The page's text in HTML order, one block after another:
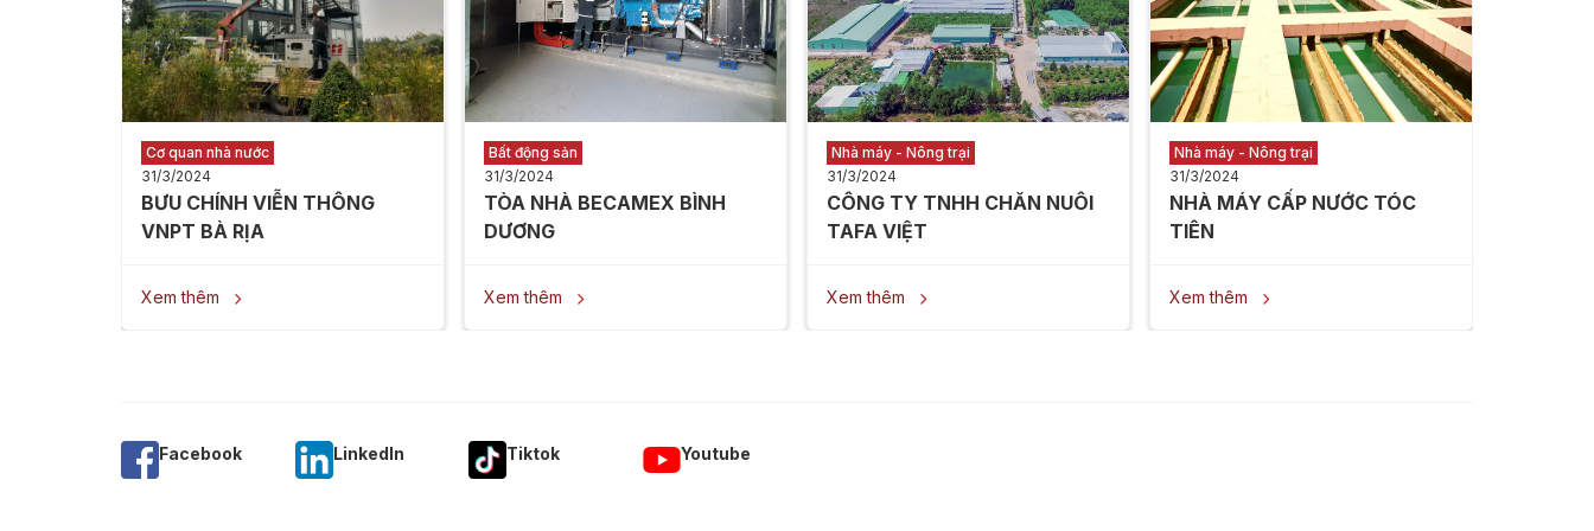
Cơ quan nhà nước
31/3/2024
BƯU CHÍNH VIỄN THÔNG
VNPT BÀ RỊA
Xem thêm 
Bất động sản
31/3/2024
TÒA NHÀ BECAMEX BÌNH
DƯƠNG
Xem thêm 
Nhà máy - Nông trại
31/3/2024
CÔNG TY TNHH CHĂN NUÔI
TAFA VIỆT
Xem thêm 
Nhà máy - Nông trại
31/3/2024
NHÀ MÁY CẤP NƯỚC TÓC
TIÊN ​
Xem thêm 
Facebook Linkedln Tiktok Youtube